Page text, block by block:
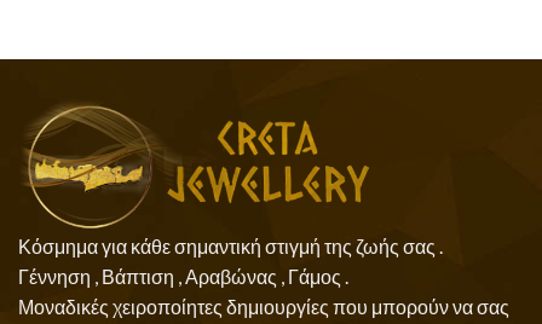
Κόσμημα για κάθε σημαντική στιγμή της ζωής σας .
Γέννηση , Βάπτιση , Αραβώνας , Γάμος .
Μοναδικές χειροποίητες δημιουργίες που μπορούν να σας